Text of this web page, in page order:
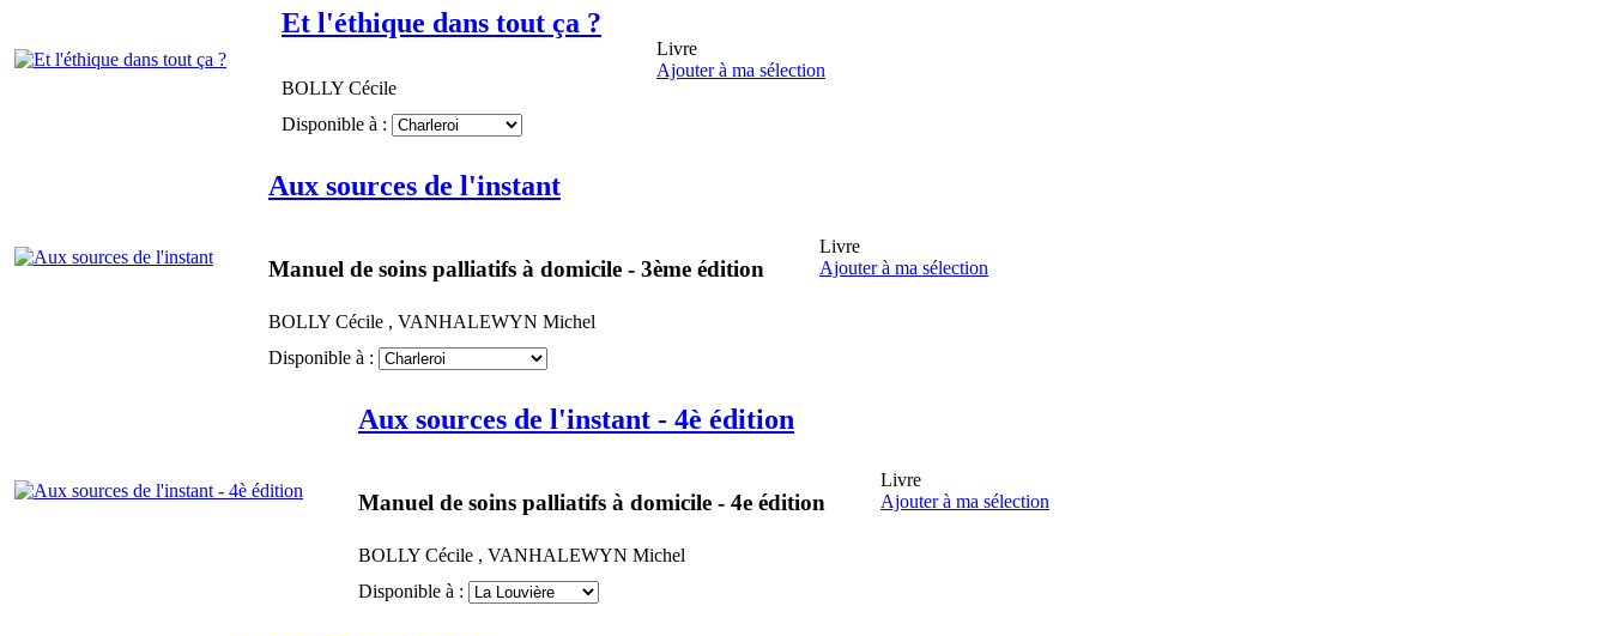
Et l'éthique dans tout ça ?
Livre
Ajouter à ma sélection
BOLLY Cécile
Disponible à :
Aux sources de l'instant
Livre
Ajouter à ma sélection
Manuel de soins palliatifs à domicile - 3ème édition
BOLLY Cécile , VANHALEWYN Michel
Disponible à :
Aux sources de l'instant - 4è édition
Livre
Ajouter à ma sélection
Manuel de soins palliatifs à domicile - 4e édition
BOLLY Cécile , VANHALEWYN Michel
Disponible à :